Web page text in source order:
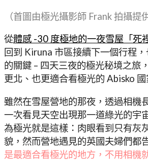
（首圖由極光攝影師 Frank 拍攝提供
從體感 -30 度極地的一夜雪屋「死
回到 Kiruna 市區接續下一個行程
的關鍵 – 四天三夜的極光秘境之旅
更北、也更適合看極光的 Abisko 國
雖然在雪屋營地的那夜，透過相機
一次看見天空出現那一道綠光的宇
為極光就是這樣：肉眼看到只有灰
貌，然而營地遇見的英國夫婦們都
是最適合看極光的地方，不用相機